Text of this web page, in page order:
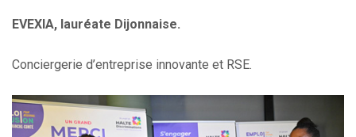
EVEXIA, lauréate Dijonnaise.
Conciergerie d’entreprise innovante et RSE.